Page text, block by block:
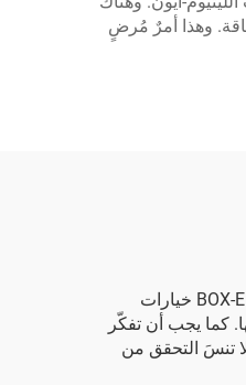
وهذا أمرٌ مُرضٍ
عند البحث عن أفضل بطارية، فكّر في كمية الطاقة التي تحتاجها والمساحة المتاحة لديك. فبعض البطاريات كبيرة وثقيلة، بينما تأتي أخرى أصغر حجمًا. وتقدّم شركة BOX-E خيارات
كما يجب أن تفكّر
تنسَ التحقق من